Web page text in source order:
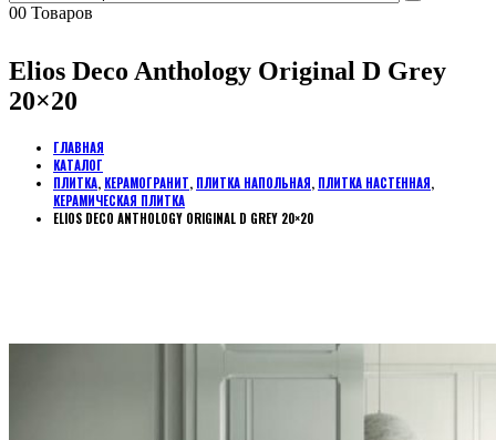
00 Товаров
Elios Deco Anthology Original D Grey
20×20
ГЛАВНАЯ
КАТАЛОГ
ПЛИТКА, КЕРАМОГРАНИТ, ПЛИТКА НАПОЛЬНАЯ, ПЛИТКА НАСТЕННАЯ,
КЕРАМИЧЕСКАЯ ПЛИТКА
ELIOS DECO ANTHOLOGY ORIGINAL D GREY 20×20